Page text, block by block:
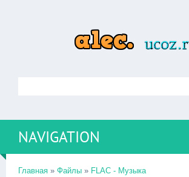
NAVIGATION
Главная » Файлы » FLAC - Музыка